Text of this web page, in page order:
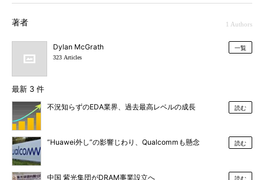
著者 1 Authors
Dylan McGrath
323 Articles
一覧
最新 3 件
不況知らずのEDA業界、過去最高レベルの成長 読む
“Huawei外し”の影響じわり、Qualcommも懸念 読む
中国 紫光集団がDRAM事業設立へ 読む